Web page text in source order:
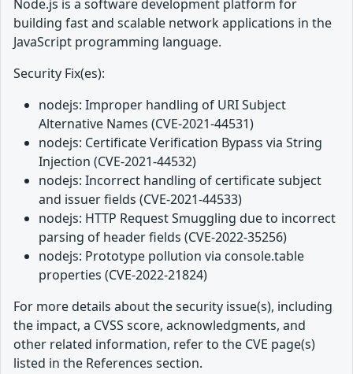
Node.js is a software development platform for
building fast and scalable network applications in the
JavaScript programming language.
Security Fix(es):
nodejs: Improper handling of URI Subject
Alternative Names (CVE-2021-44531)
nodejs: Certificate Verification Bypass via String
Injection (CVE-2021-44532)
nodejs: Incorrect handling of certificate subject
and issuer fields (CVE-2021-44533)
nodejs: HTTP Request Smuggling due to incorrect
parsing of header fields (CVE-2022-35256)
nodejs: Prototype pollution via console.table
properties (CVE-2022-21824)
For more details about the security issue(s), including
the impact, a CVSS score, acknowledgments, and
other related information, refer to the CVE page(s)
listed in the References section.